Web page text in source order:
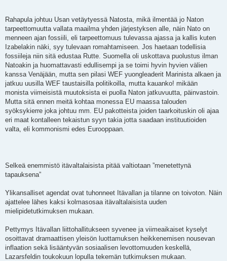
Rahapula johtuu Usan vetäytyessä Natosta, mikä ilmentää jo Naton
tarpeettomuutta vallata maailma yhden järjestyksen alle, näin Nato on
menneen ajan fossiili, eli tarpeettomuus tulevassa ajassa ja kallis kuten
Izabelakin näki, syy tulevaan romahtamiseen. Jos haetaan todellisia
fossiileja niin sitä edustaa Rutte. Suomella oli uskottava puolustus ilman
Natoakin ja huomattavasti edullisempi ja se toimi hyvin hyvien välien
kanssa Venäjään, mutta sen pilasi WEF yuongleaderit Marinista alkaen ja
jatkuu uusilla WEF taustaisilla politikoilla, mutta kauanko! mikään
monista viimeisistä muutoksista ei puolla Naton jatkuvuutta, päinvastoin.
Mutta sitä ennen meitä kohtaa monessa EU maassa talouden
syöksykierre joka johtuu mm. EU pakotteista joiden taarkoituskin oli ajaa
eri maat kontalleen tekaistun syyn takia jotta saadaan instituutioiden
valta, eli kommonismi edes Eurooppaan.
Selkeä enemmistö itävaltalaisista pitää valtiotaan ”menetettynä
tapauksena”
Ylikansalliset agendat ovat tuhonneet Itävallan ja tilanne on toivoton. Näin
ajattelee lähes kaksi kolmasosaa itävaltalaisista uuden
mielipidetutkimuksen mukaan.
Pettymys Itävallan liittohallitukseen syvenee ja viimeaikaiset kyselyt
osoittavat dramaattisen yleisön luottamuksen heikkenemisen nousevan
inflaation sekä lisääntyvän sosiaalisen levottomuuden keskellä,
Lazarsfeldin toukokuun lopulla tekemän tutkimuksen mukaan.